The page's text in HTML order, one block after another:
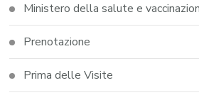
Ministero della salute e
Prenotazione
Prima delle Visite